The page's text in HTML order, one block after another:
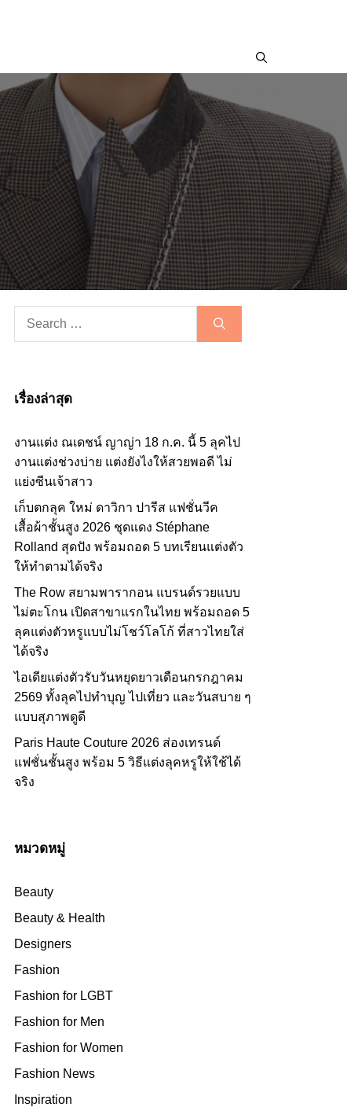
เรื่องล่าสุด
งานแต่ง ณเดชน์ ญาญ่า 18 ก.ค. นี้ 5 ลุคไป
งานแต่งช่วงบ่าย แต่งยังไงให้สวยพอดี ไม่
แย่งซีนเจ้าสาว
เก็บตกลุค ใหม่ ดาวิกา ปารีส แฟชั่นวีค
เสื้อผ้าชั้นสูง 2026 ชุดแดง Stéphane
Rolland สุดปัง พร้อมถอด 5 บทเรียนแต่งตัว
ให้ทำตามได้จริง
The Row สยามพารากอน แบรนด์รวยแบบ
ไม่ตะโกน เปิดสาขาแรกในไทย พร้อมถอด 5
ลุคแต่งตัวหรูแบบไม่โชว์โลโก้ ที่สาวไทยใส่
ได้จริง
ไอเดียแต่งตัวรับวันหยุดยาวเดือนกรกฎาคม
2569 ทั้งลุคไปทำบุญ ไปเที่ยว และวันสบาย ๆ
แบบสุภาพดูดี
Paris Haute Couture 2026 ส่องเทรนด์
แฟชั่นชั้นสูง พร้อม 5 วิธีแต่งลุคหรูให้ใช้ได้
จริง
หมวดหมู่
Beauty
Beauty & Health
Designers
Fashion
Fashion for LGBT
Fashion for Men
Fashion for Women
Fashion News
Inspiration